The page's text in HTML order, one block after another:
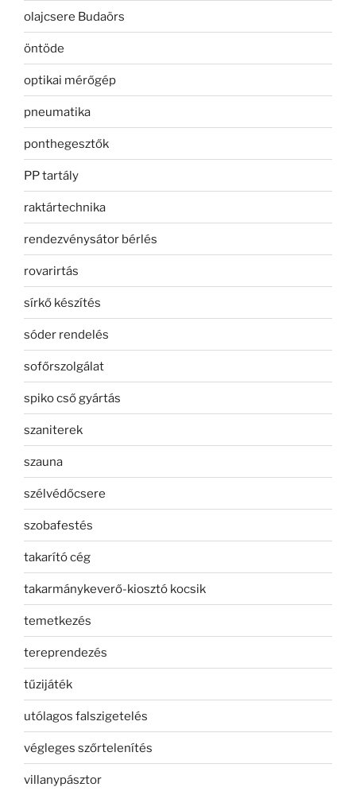
olajcsere Budaörs
öntöde
optikai mérőgép
pneumatika
ponthegesztők
PP tartály
raktártechnika
rendezvénysátor bérlés
rovarirtás
sírkő készítés
sóder rendelés
sofőrszolgálat
spiko cső gyártás
szaniterek
szauna
szélvédőcsere
szobafestés
takarító cég
takarmánykeverő-kiosztó kocsik
temetkezés
tereprendezés
tűzijáték
utólagos falszigetelés
végleges szőrtelenítés
villanypásztor